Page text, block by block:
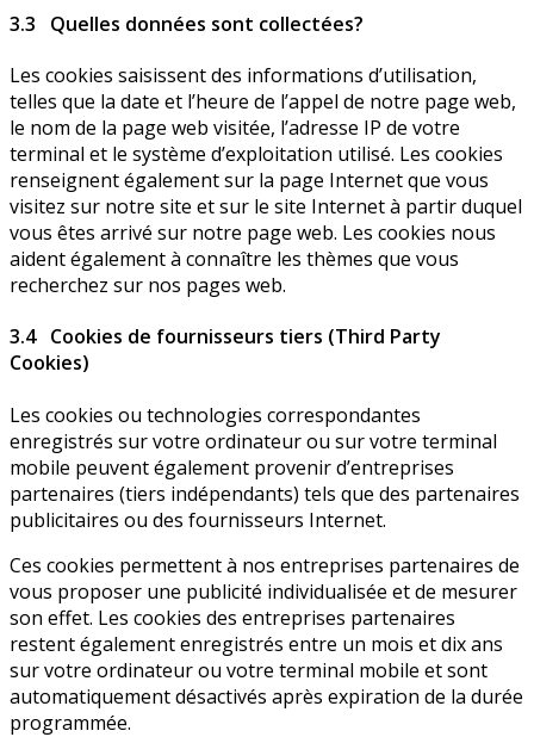
3.3 Quelles données sont collectées?
Les cookies saisissent des informations d’utilisation,
telles que la date et l’heure de l’appel de notre page web,
le nom de la page web visitée, l’adresse IP de votre
terminal et le système d’exploitation utilisé. Les cookies
renseignent également sur la page Internet que vous
visitez sur notre site et sur le site Internet à partir duquel
vous êtes arrivé sur notre page web. Les cookies nous
aident également à connaître les thèmes que vous
recherchez sur nos pages web.
3.4 Cookies de fournisseurs tiers (Third Party
Cookies)
Les cookies ou technologies correspondantes
enregistrés sur votre ordinateur ou sur votre terminal
mobile peuvent également provenir d’entreprises
partenaires (tiers indépendants) tels que des partenaires
publicitaires ou des fournisseurs Internet.
Ces cookies permettent à nos entreprises partenaires de
vous proposer une publicité individualisée et de mesurer
son effet. Les cookies des entreprises partenaires
restent également enregistrés entre un mois et dix ans
sur votre ordinateur ou votre terminal mobile et sont
automatiquement désactivés après expiration de la durée
programmée.